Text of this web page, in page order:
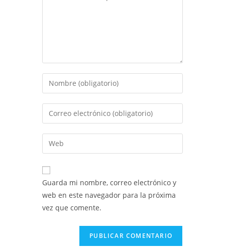
Introduce
tu
nombre
de
usuario
para
comentar
Introduce
tu
dirección
de
electrónico
para
comentar
Introduce
la
URL
de
(opcional)
Guarda mi nombre, correo electrónico y
web en este navegador para la próxima
vez que comente.